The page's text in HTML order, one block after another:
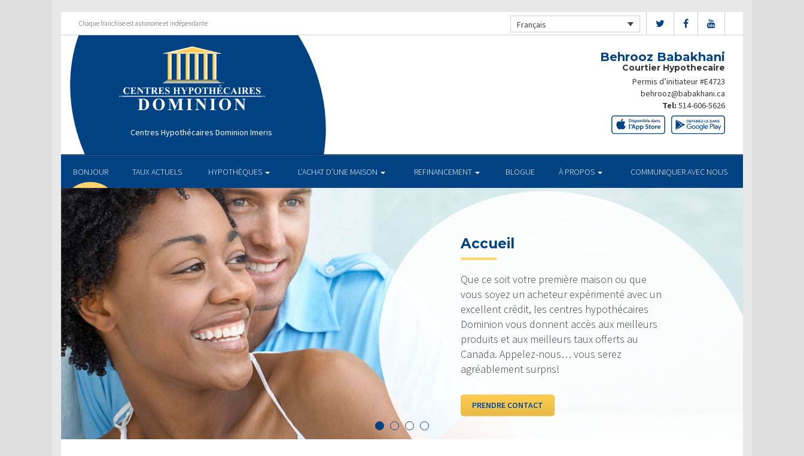
Chaque franchise est autonome et indépendante Français
Centres Hypothécaires Dominion Imeris
Behrooz Babakhani
Courtier Hypothecaire
Permis d’initiateur #E4723
behrooz@babakhani.ca
Tel: 514-606-5626
BONJOUR TAUX ACTUELS HYPOTHÈQUES L’ACHAT D’UNE MAISON REFINANCEMENT BLOGUE À PROPOS COMMUNIQUER AVEC NOUS
TAUX ACTUELS
Nos taux sont toujours compétitifs et nous
sommes fiers de pouvoir vous offrir le taux
qui vous est le plus profitable. Jetez un coup
d’œil à nos taux comparés à la concurrence.
VOIR LES TAUX